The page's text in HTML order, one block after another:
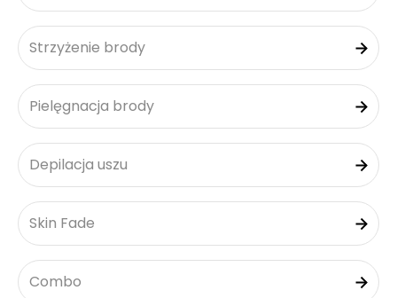
Strzyżenie brody
Pielęgnacja brody
Depilacja uszu
Skin Fade
Combo